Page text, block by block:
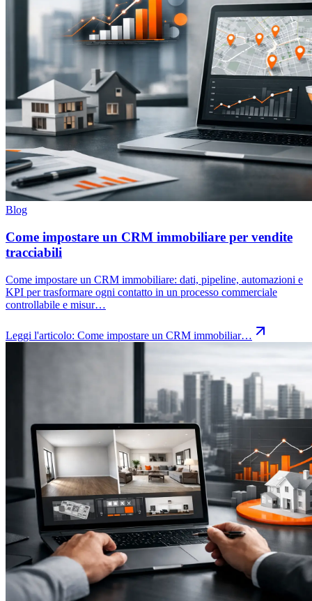
Blog
Come impostare un CRM immobiliare per vendite
tracciabili
Come impostare un CRM immobiliare: dati, pipeline, automazioni e
KPI per trasformare ogni contatto in un processo commerciale
controllabile e misur…
Leggi l'articolo: Come impostare un CRM immobiliar…